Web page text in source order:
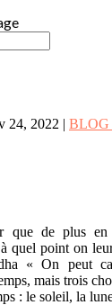
24, 2022 |
que de plus en
quel point on
« On peut
mais trois
: le soleil, la